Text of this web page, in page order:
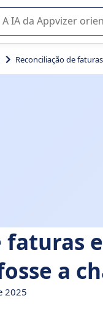
no uso ou na
Reconciliação de
faturas
a
2025